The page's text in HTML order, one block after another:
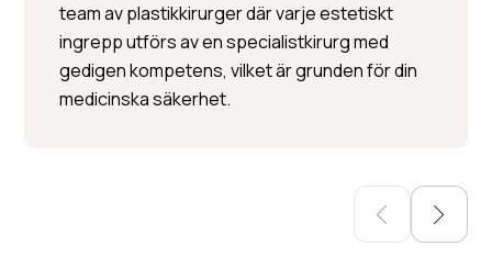
team av plastikkirurger där varje estetiskt
ingrepp utförs av en specialistkirurg med
gedigen kompetens, vilket är grunden för din
medicinska säkerhet.
Plastikkirurgi »
Injektionsbehandlingar »
Hudbehandlingar